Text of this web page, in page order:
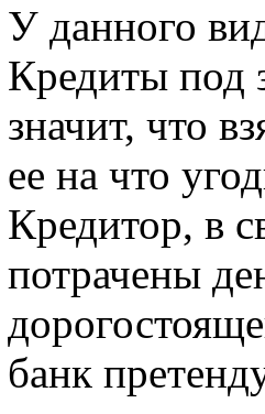
У данного
Кредиты под
значит, что
ее на что
Кредитор, в
потрачены
банк